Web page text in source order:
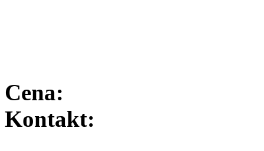
Cena:
Kontakt: